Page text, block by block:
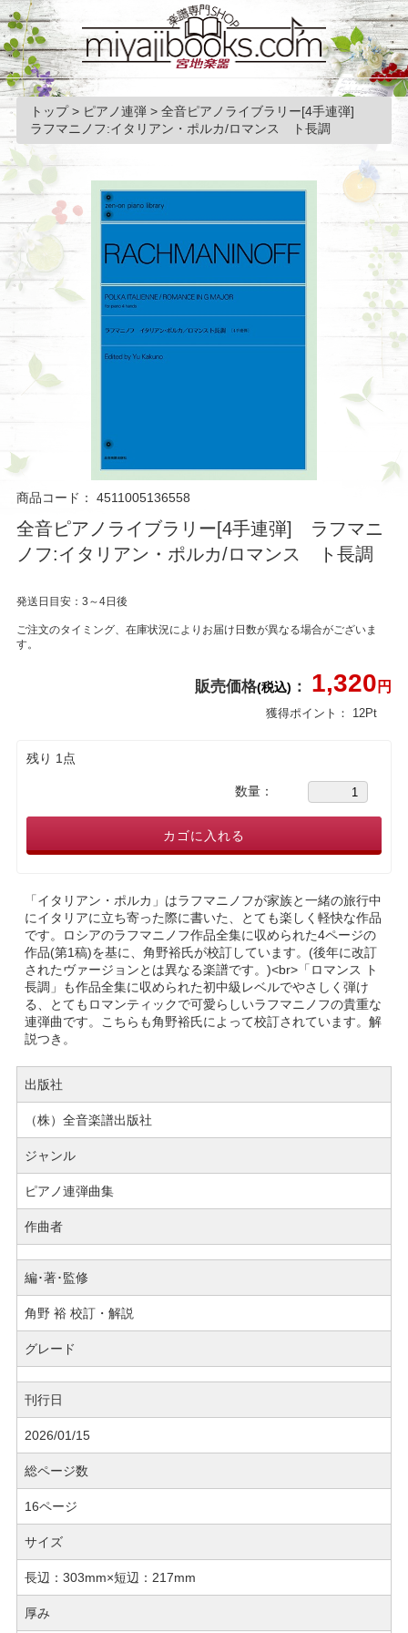
トップ> ピアノ連弾 > 全音ピアノライブラリー[4手連弾]
ラフマニノフ:イタリアン・ポルカ/ロマンス ト長調
商品コード： 4511005136558
全音ピアノライブラリー[4手連弾] ラフマニ
ノフ:イタリアン・ポルカ/ロマンス ト長調
発送日目安：3～4日後
ご注文のタイミング、在庫状況によりお届け日数が異なる場合がございま
す。
販売価格(税込) ： 1,320 円
獲得ポイント： 12Pt
残り 1点
数量：
カゴに入れる
「イタリアン・ポルカ」はラフマニノフが家族と一緒の旅行中
にイタリアに立ち寄った際に書いた、とても楽しく軽快な作品
です。ロシアのラフマニノフ作品全集に収められた4ページの
作品(第1稿)を基に、角野裕氏が校訂しています。(後年に改訂
されたヴァージョンとは異なる楽譜です。)<br>「ロマンス ト
長調」も作品全集に収められた初中級レベルでやさしく弾け
る、とてもロマンティックで可愛らしいラフマニノフの貴重な
連弾曲です。こちらも角野裕氏によって校訂されています。解
説つき。
出版社
（株）全音楽譜出版社
ジャンル
ピアノ連弾曲集
作曲者
編･著･監修
角野 裕 校訂・解説
グレード
刊行日
2026/01/15
総ページ数
16ページ
サイズ
長辺：303mm×短辺：217mm
厚み